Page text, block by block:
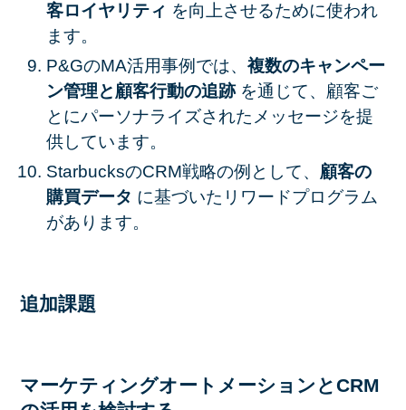
客ロイヤリティ を向上させるために使われ
ます。
P&GのMA活用事例では、 複数のキャンペー
ン管理と顧客行動の追跡を通じて、顧客ご
とにパーソナライズされたメッセージを提
供しています。
StarbucksのCRM戦略の例として、 顧客の
購買データ に基づいたリワードプログラム
があります。
追加課題
マーケティングオートメーションとCRM